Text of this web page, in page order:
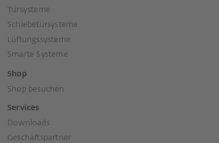
Türsysteme
Schiebetürsysteme
Lüftungssysteme
Smarte Systeme
Shop
Shop besuchen
Services
Downloads
Geschäftspartner